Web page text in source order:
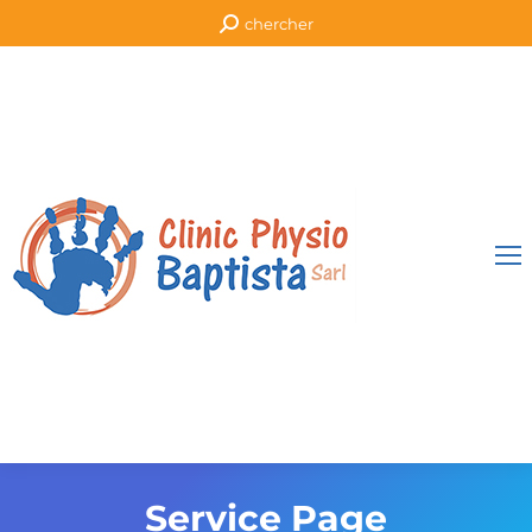
Recherche
:
chercher
Service Page